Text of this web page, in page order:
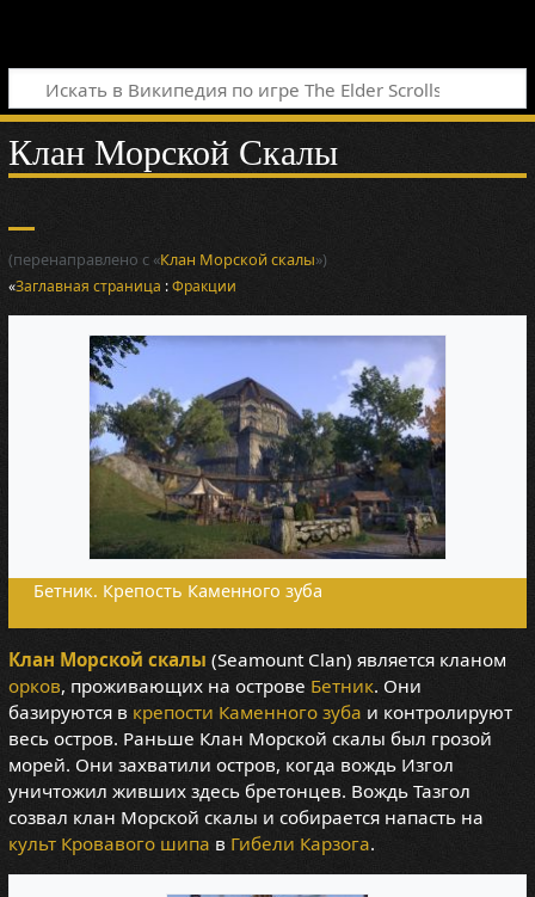
Клан Морской Скалы
(перенаправлено с «Клан Морской скалы»)
«Заглавная страница :Фракции
Бетник. Крепость Каменного зуба
Клан Морской скалы (Seamount Clan) является кланом
орков, проживающих на острове Бетник. Они
базируются в крепости Каменного зуба и контролируют
весь остров. Раньше Клан Морской скалы был грозой
морей. Они захватили остров, когда вождь Изгол
уничтожил живших здесь бретонцев. Вождь Тазгол
созвал клан Морской скалы и собирается напасть на
культ Кровавого шипа в Гибели Карзога.